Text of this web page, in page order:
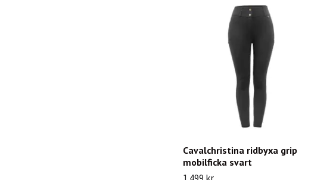
Cavalchristina ridbyxa grip
mobilficka svart
1 499 kr